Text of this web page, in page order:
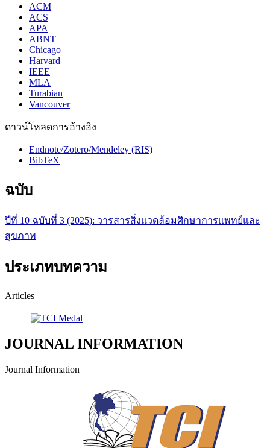
ACM
ACS
APA
ABNT
Chicago
Harvard
IEEE
MLA
Turabian
Vancouver
ดาวน์โหลดการอ้างอิง
Endnote/Zotero/Mendeley (RIS)
BibTeX
ฉบับ
ปีที่ 10 ฉบับที่ 3 (2025): วารสารสิ่งแวดล้อมศึกษาการแพทย์และ
สุขภาพ
ประเภทบทความ
Articles
JOURNAL INFORMATION
Journal Information